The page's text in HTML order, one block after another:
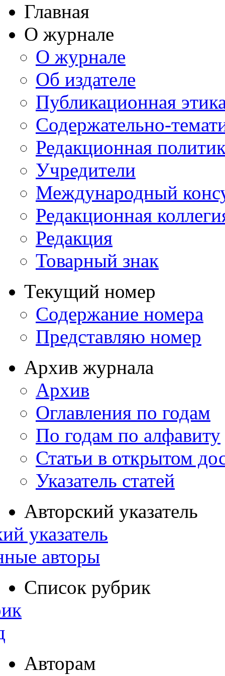
Главная
О журнале
О журнале
Об издателе
Публикационная
Содержательно-
Редакционная
Учредители
Международный
Редакционная
Редакция
Товарный знак
Текущий номер
Содержание номера
Представляю номер
Архив журнала
Архив
Оглавления по годам
По годам по алфавиту
Статьи в открытом
Указатель статей
Авторский указатель
указатель
авторы
Список рубрик
Авторам